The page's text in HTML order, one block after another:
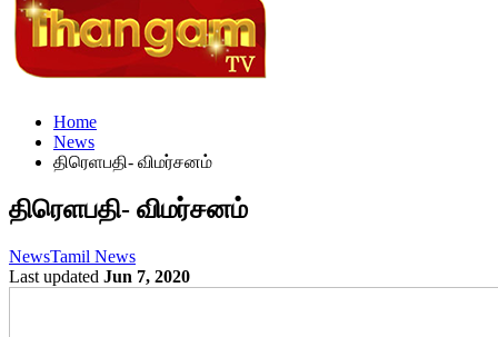
Home
News
திரெளபதி- விமர்சனம்
திரெளபதி- விமர்சனம்
NewsTamil News
Last updated Jun 7, 2020